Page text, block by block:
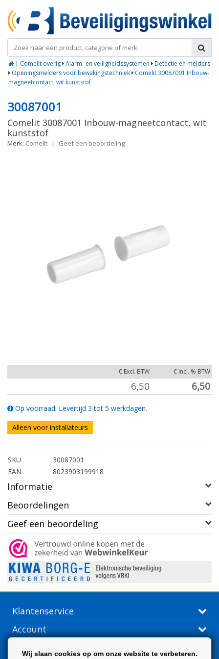
| Comelit overig Alarm- en veiligheidssystemen
Detectie en melders
Openingsmelders voor bewakingstechniek
Comelit 30087001 Inbouw-
magneetcontact, wit kunststof
30087001
Comelit 30087001 Inbouw-magneetcontact, wit
kunststof
Merk: Comelit | Geef een beoordeling
€ Excl. BTW € Incl. % BTW
6,50 6,50
Op voorraad: Levertijd 3 tot 5 werkdagen.
Alleen voor installateurs
SKU
30087001
EAN
8023903199918
Informatie
Beoordelingen
Geef een beoordeling
Klantenservice
Account
Wij slaan cookies op om onze website te verbeteren.